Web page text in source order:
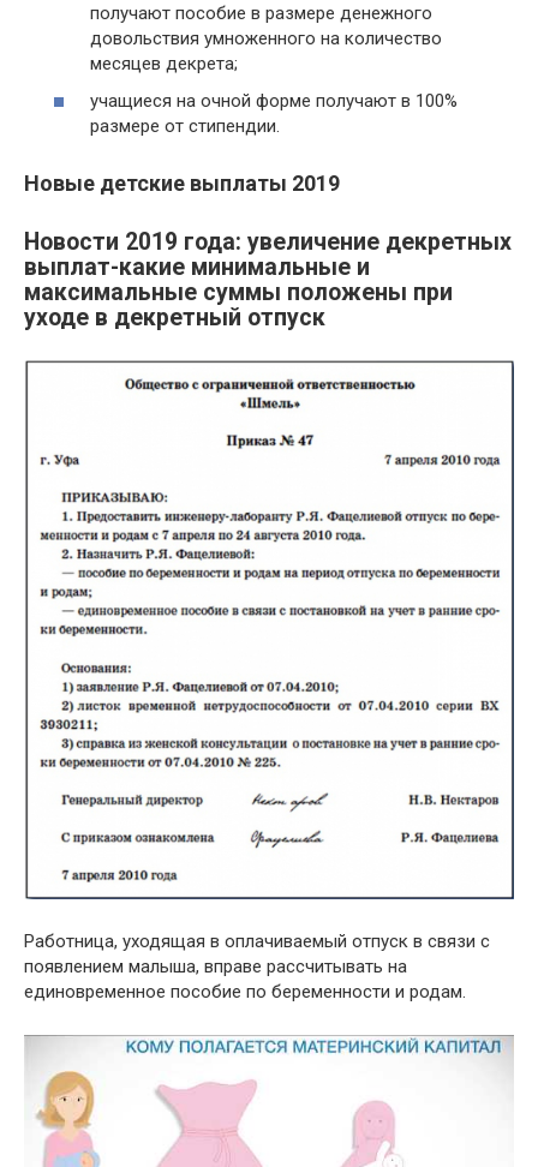
получают пособие в размере денежного
довольствия умноженного на количество
месяцев декрета;
учащиеся на очной форме получают в 100%
размере от стипендии.
Новые детские выплаты 2019
Новости 2019 года: увеличение декретных
выплат-какие минимальные и
максимальные суммы положены при
уходе в декретный отпуск
Работница, уходящая в оплачиваемый отпуск в связи с
появлением малыша, вправе рассчитывать на
единовременное пособие по беременности и родам.